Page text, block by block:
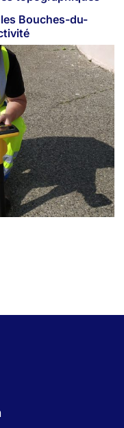
Bouches-du-